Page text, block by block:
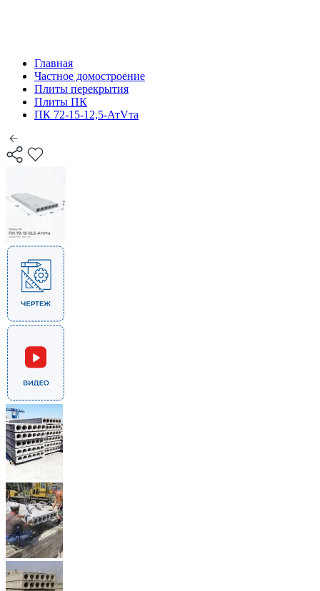
Главная
Частное домостроение
Плиты перекрытия
Плиты ПК
ПК 72-15-12,5-АтVта